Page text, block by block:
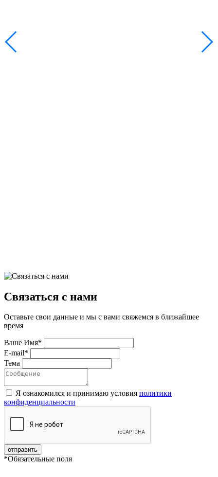
Связаться с нами
Оставьте свои данные и мы с вами свяжемся в ближайшее
время
Ваше Имя*
E-mail*
Тема
Я ознакомился и принимаю условия политики
конфиденциальноcти
отправить
*Обязательные поля